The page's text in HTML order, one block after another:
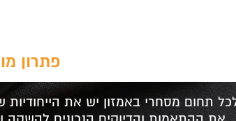
פתרון
תחום מסחרי באמזון יש את הייחודיות